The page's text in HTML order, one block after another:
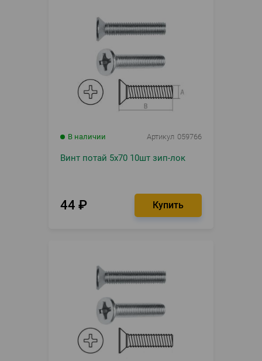
В наличии Артикул 059766
Винт потай 5х70 10шт зип-лок
44 ₽